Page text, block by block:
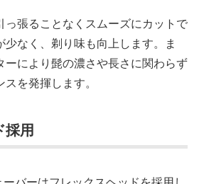
っ張ることなくスムーズにカットで
少なく、剃り味も向上します。ま
ーにより髭の濃さや長さに関わらず
を発揮します。
採用